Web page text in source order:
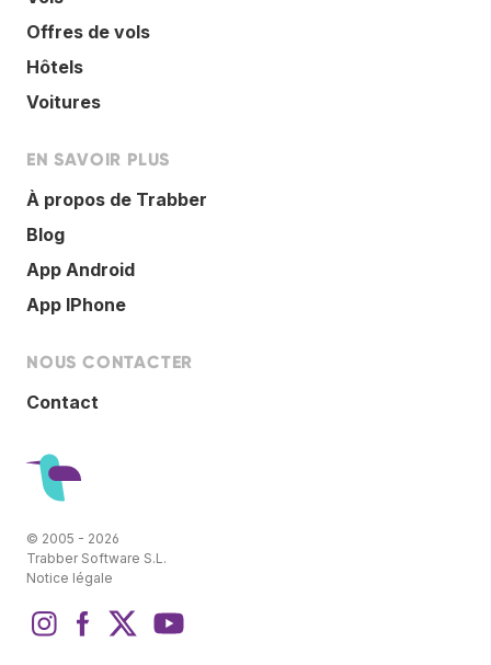
Offres de vols
Hôtels
Voitures
EN SAVOIR PLUS
À propos de Trabber
Blog
App Android
App IPhone
NOUS CONTACTER
Contact
© 2005 - 2026
Trabber Software S.L.
Notice légale